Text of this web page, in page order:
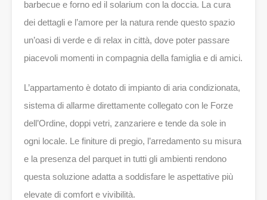
barbecue e forno ed il solarium con la doccia. La cura
dei dettagli e l’amore per la natura rende questo spazio
un’oasi di verde e di relax in città, dove poter passare
piacevoli momenti in compagnia della famiglia e di amici.
L’appartamento è dotato di impianto di aria condizionata,
sistema di allarme direttamente collegato con le Forze
dell’Ordine, doppi vetri, zanzariere e tende da sole in
ogni locale. Le finiture di pregio, l’arredamento su misura
e la presenza del parquet in tutti gli ambienti rendono
questa soluzione adatta a soddisfare le aspettative più
elevate di comfort e vivibilità.